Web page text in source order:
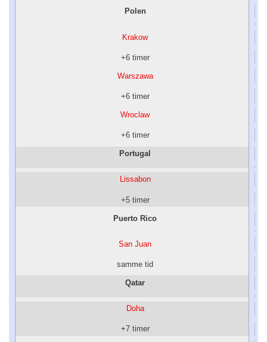
Polen
Krakow
+6 timer
Warszawa
+6 timer
Wroclaw
+6 timer
Portugal
Lissabon
+5 timer
Puerto Rico
San Juan
samme tid
Qatar
Doha
+7 timer